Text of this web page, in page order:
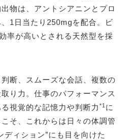
物は、アントシアニンとプロ
1日当たり250mgを配合。ビ
率が高いとされる天然型を採
断、スムーズな会話、複数の
り力。仕事のパフォーマンス
視覚的な記憶力や判断力 *1 に
そ、これからは日々の体調管
ディション”にも目を向けた